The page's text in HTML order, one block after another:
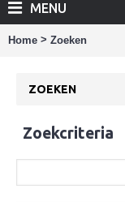
MENU
Home > Zoeken
ZOEKEN
Zoekcriteria